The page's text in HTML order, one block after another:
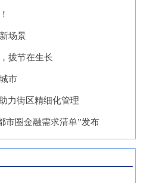
态。
徽正在全力发展的重点产业，努
力推动展商变投资商。科技与开
最快汽车仰望U9、在2025机器
人足球世界杯上夺冠的人形机器
人、可
的“助推器”、绿色经济的“新引
擎”。 扩绿兴绿护绿 筑牢美丽安
徽生态屏障清晨五点，潜山市驼
岭国有林场东风管护点，今年57
1988年参加工作起，这条巡山路
队“基于无人机空天信息的高速
路施工全过程的可视化、智能化
监管需求，通过无人机与 AI 算
法结合，实现高速公路施工安全
隐患实时识别与动态预警，构建
场景
拔节在生长
市
力街区精细化管理
市圈金融需求清单”发布